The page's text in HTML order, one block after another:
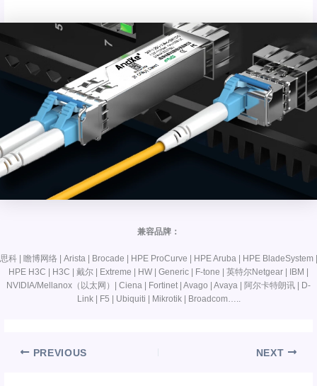
兼容品牌：
思科 | 瞻博网络 | Arista | Brocade | HPE ProCurve | HPE Aruba | HPE BladeSystem |
HPE H3C | H3C | 戴尔 | Extreme | HW | Generic | F-tone | 英特尔Netgear | IBM |
NVIDIA/Mellanox（以太网）| Ciena | Fortinet | Avago | Avaya | 阿尔卡特朗讯 | D-
Link | F5 | Ubiquiti | Mikrotik | Broadcom…..
PREVIOUS NEXT